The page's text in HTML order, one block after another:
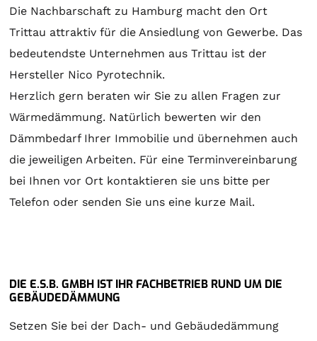
Die Nachbarschaft zu Hamburg macht den Ort
Trittau attraktiv für die Ansiedlung von Gewerbe. Das
bedeutendste Unternehmen aus Trittau ist der
Hersteller Nico Pyrotechnik.
Herzlich gern beraten wir Sie zu allen Fragen zur
Wärmedämmung. Natürlich bewerten wir den
Dämmbedarf Ihrer Immobilie und übernehmen auch
die jeweiligen Arbeiten. Für eine Terminvereinbarung
bei Ihnen vor Ort kontaktieren sie uns bitte per
Telefon oder senden Sie uns eine kurze Mail.
DIE E.S.B. GMBH IST IHR FACHBETRIEB RUND UM DIE
GEBÄUDEDÄMMUNG
Setzen Sie bei der Dach- und Gebäudedämmung